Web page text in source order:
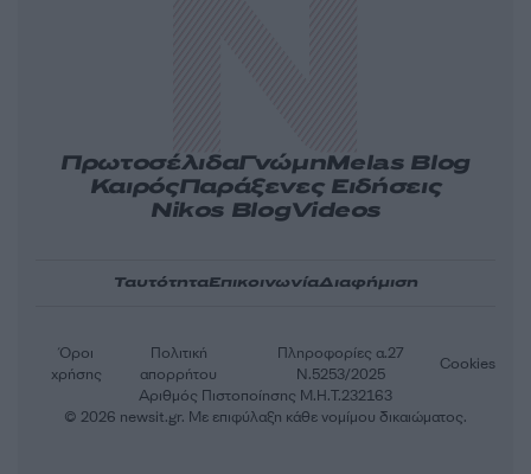
ΠρωτοσέλιδαΓνώμηMelas Blog
ΚαιρόςΠαράξενες Ειδήσεις
Nikos BlogVideos
ΤαυτότηταΕπικοινωνίαΔιαφήμιση
Αριθμός Πιστοποίησης Μ.Η.Τ.232163
Όροι
χρήσης
Πολιτική
απορρήτου
Πληροφορίες α.27
Ν.5253/2025
Cookies
© 2026 newsit.gr. Με επιφύλαξη κάθε νομίμου δικαιώματος.